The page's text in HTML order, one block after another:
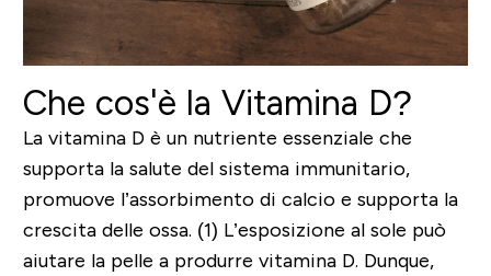
Che cos'è la Vitamina D?
La vitamina D è un nutriente essenziale che
supporta la salute del sistema immunitario,
promuove l’assorbimento di calcio e supporta la
crescita delle ossa. (1) L’esposizione al sole può
aiutare la pelle a produrre vitamina D. Dunque,